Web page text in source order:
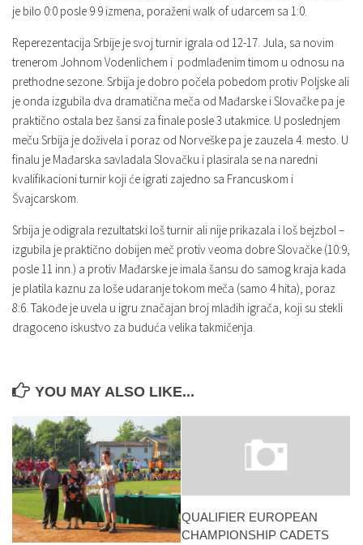
je bilo 0:0 posle 9 9 izmena, poraženi walk of udarcem sa 1:0.
Reperezentacija Srbije je svoj turnir igrala od 12-17. Jula, sa novim
trenerom Johnom Vodenlichem i podmlađenim timom u odnosu na
prethodne sezone. Srbija je dobro počela pobedom protiv Poljske ali
je onda izgubila dva dramatična meča od Mađarske i Slovačke pa je
praktično ostala bez šansi za finale posle 3 utakmice. U poslednjem
meču Srbija je doživela i poraz od Norveške pa je zauzela 4. mesto. U
finalu je Mađarska savladala Slovačku i plasirala se na naredni
kvalifikacioni turnir koji će igrati zajedno sa Francuskom i
Švajcarskom.
Srbija je odigrala rezultatski loš turnir ali nije prikazala i loš bejzbol –
izgubila je praktično dobijen meč protiv veoma dobre Slovačke (10:9,
posle 11 inn.) a protiv Mađarske je imala šansu do samog kraja kada
je platila kaznu za loše udaranje tokom meča (samo 4 hita), poraz
8:6. Takođe je uvela u igru značajan broj mlađih igrača, koji su stekli
dragoceno iskustvo za buduća velika takmičenja.
YOU MAY ALSO LIKE...
QUALIFIER EUROPEAN
CHAMPIONSHIP CADETS